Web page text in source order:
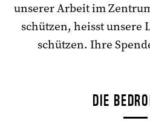
unserer Arbeit im
schützen, heisst unsere
schützen. Ihre
DIE